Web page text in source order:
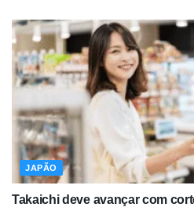
JAPÃO
Takaichi deve avançar com